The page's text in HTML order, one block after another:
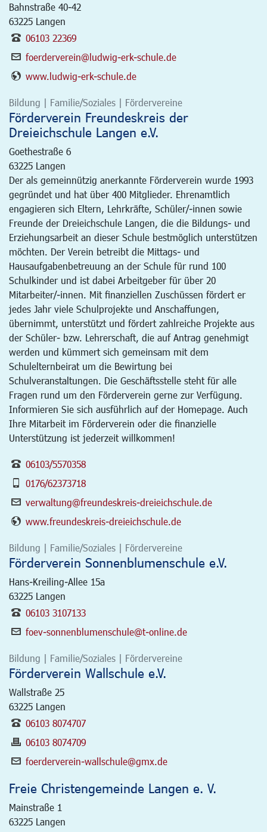
Bahnstraße 40-42
63225 Langen
06103 22369
foerderverein@ludwig-erk-schule.de
www.ludwig-erk-schule.de
Bildung | Familie/Soziales | Fördervereine
Förderverein Freundeskreis der
Dreieichschule Langen e.V.
Goethestraße 6
63225 Langen
Der als gemeinnützig anerkannte Förderverein wurde 1993
gegründet und hat über 400 Mitglieder. Ehrenamtlich
engagieren sich Eltern, Lehrkräfte, Schüler/-innen sowie
Freunde der Dreieichschule Langen, die die Bildungs- und
Erziehungsarbeit an dieser Schule bestmöglich unterstützen
möchten. Der Verein betreibt die Mittags- und
Hausaufgabenbetreuung an der Schule für rund 100
Schulkinder und ist dabei Arbeitgeber für über 20
Mitarbeiter/-innen. Mit finanziellen Zuschüssen fördert er
jedes Jahr viele Schulprojekte und Anschaffungen,
übernimmt, unterstützt und fördert zahlreiche Projekte aus
der Schüler- bzw. Lehrerschaft, die auf Antrag genehmigt
werden und kümmert sich gemeinsam mit dem
Schulelternbeirat um die Bewirtung bei
Schulveranstaltungen. Die Geschäftsstelle steht für alle
Fragen rund um den Förderverein gerne zur Verfügung.
Informieren Sie sich ausführlich auf der Homepage. Auch
Ihre Mitarbeit im Förderverein oder die finanzielle
Unterstützung ist jederzeit willkommen!
06103/5570358
0176/62373718
verwaltung@freundeskreis-dreieichschule.de
www.freundeskreis-dreieichschule.de
Bildung | Familie/Soziales | Fördervereine
Förderverein Sonnenblumenschule e.V.
Hans-Kreiling-Allee 15a
63225 Langen
06103 3107133
foev-sonnenblumenschule@t-online.de
Bildung | Familie/Soziales | Fördervereine
Förderverein Wallschule e.V.
Wallstraße 25
63225 Langen
06103 8074707
06103 8074709
foerderverein-wallschule@gmx.de
Freie Christengemeinde Langen e. V.
Mainstraße 1
63225 Langen